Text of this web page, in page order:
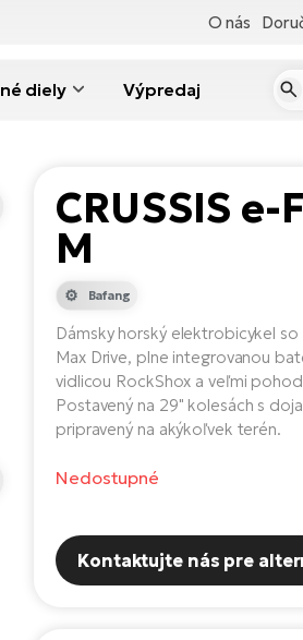
O nás
diely Výpredaj
CRUSSIS
M
Bafang
Dámsky horský elektrobicykel
Max Drive, plne integrovanou
vidlicou RockShox a veľmi
Postavený na 29" kolesách s
pripravený na akýkoľvek terén.
Nedostupné
Kontaktujte nás pre